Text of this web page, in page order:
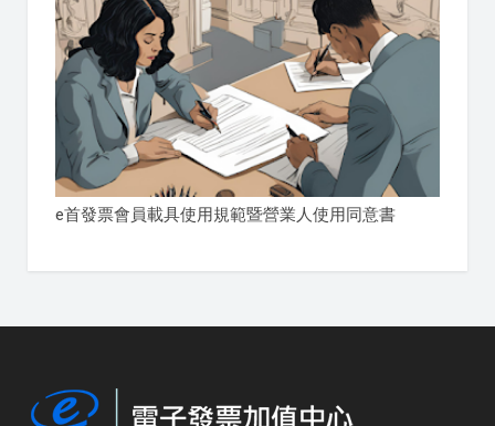
e首發票會員載具使用規範暨營業人使用同意書